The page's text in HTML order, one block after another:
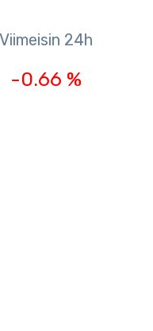
Viimeisin 24h
-0.66 %